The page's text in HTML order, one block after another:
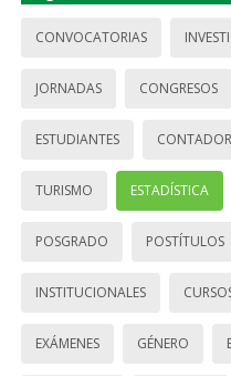
CONVOCATORIAS
JORNADAS CONGRESOS
ESTUDIANTES
TURISMO ESTADÍSTICA
POSGRADO POSTÍTULOS
INSTITUCIONALES
EXÁMENES GÉNERO